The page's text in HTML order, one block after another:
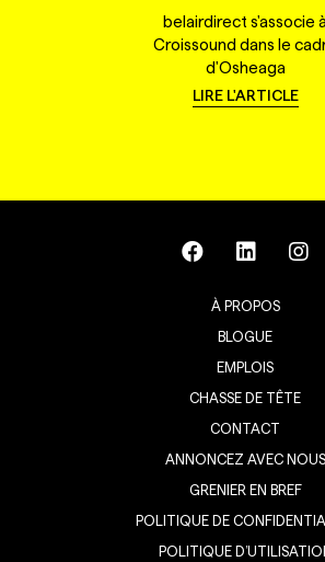
belairdirect s'associe à
Croissound dans le
d'Osheaga
LIRE L'ARTICLE
À PROPOS
BLOGUE
EMPLOIS
CHASSE DE TÊTE
CONTACT
ANNONCEZ AVEC NOUS
GRENIER EN BREF
POLITIQUE DE
POLITIQUE